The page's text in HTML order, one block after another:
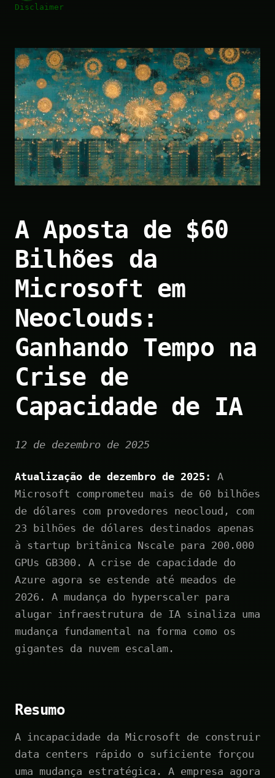
Disclaimer
A Aposta de $60
Bilhões da
Microsoft em
Neoclouds:
Ganhando Tempo na
Crise de
Capacidade de IA
12 de dezembro de 2025
Atualização de dezembro de 2025:
A
Microsoft comprometeu mais de 60 bilhões
de dólares com provedores neocloud, com
23 bilhões de dólares destinados apenas
à startup britânica Nscale para 200.000
GPUs GB300. A crise de capacidade do
Azure agora se estende até meados de
2026. A mudança do hyperscaler para
alugar infraestrutura de IA sinaliza uma
mudança fundamental na forma como os
gigantes da nuvem escalam.
Resumo
A incapacidade da Microsoft de construir
data centers rápido o suficiente forçou
uma mudança estratégica. A empresa agora